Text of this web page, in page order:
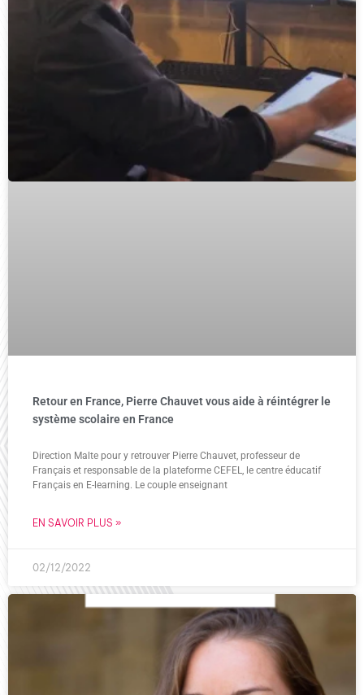
Retour en France, Pierre Chauvet vous aide à réintégrer le
système scolaire en France
Direction Malte pour y retrouver Pierre Chauvet, professeur de
Français et responsable de la plateforme CEFEL, le centre éducatif
Français en E-learning. Le couple enseignant
EN SAVOIR PLUS »
02/12/2022